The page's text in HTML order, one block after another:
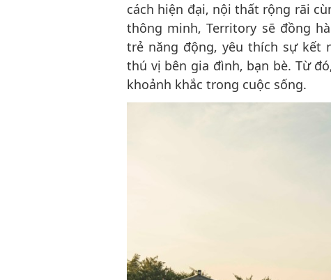
cách hiện đại, nội thất rộng rãi
thông minh, Territory sẽ đồng
trẻ năng động, yêu thích sự kết
thú vị bên gia đình, bạn bè. Từ
khoảnh khắc trong cuộc sống.